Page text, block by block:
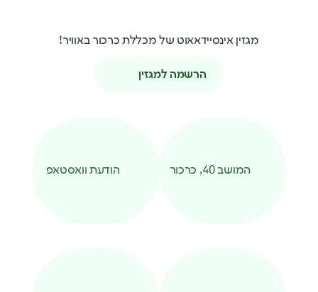
מגזין אינסיידאאוט של מכללת כרכור באוויר!
הרשמה למגזין
המושב 40, כרכור הודעת וואסטאפ